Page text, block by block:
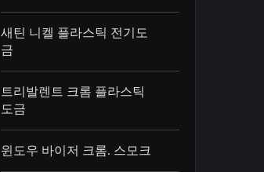
새틴 니켈 플라스틱 전기도
금
트리발렌트 크롬 플라스틱
도금
윈도우 바이저 크롬. 스모크